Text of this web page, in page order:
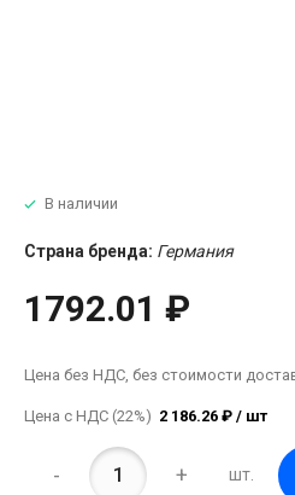
В наличии
Страна бренда: Германия
1792.01 ₽
Цена без НДС, без стоимости
Цена с НДС (22%) 2 186.26 ₽ / шт
- + шт.